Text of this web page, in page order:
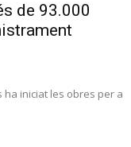
de 93.000
ha iniciat les obres per a